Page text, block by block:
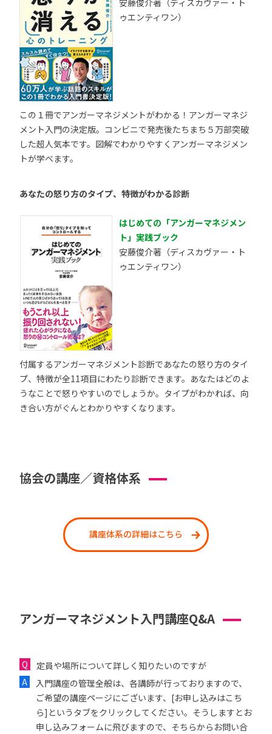
ゥエンティワン）
この１冊でアンガーマネジメントがわかる！アンガーマネジ
メント入門の決定版。コンビニで発売後たちまち５万部突破
した超人気本です。図解でわかりやすくアンガーマネジメン
トが学べます。
あなたの怒り方のタイプ、特徴がわかる診断
はじめての「アンガーマネジメン
ト」実践ブック
安藤俊介著（ディスカヴァー・ト
ゥエンティワン）
付属するアンガーマネジメント診断であなたの怒り方のタイ
プ、特徴が全11項目にわたり診断できます。あなたはどのよ
うなことで怒りやすいのでしょうか。タイプがわかれば、向
き合い方がぐんとわかりやすくなります。
協会の講座／資格体系
講座体系の詳細はこちら
アンガーマネジメント入門講座Q&A
定員や場所について詳しく知りたいのですが
入門講座の管理全般は、各講師が行っておりますので、
ご希望の講座ページにございます、[お申し込みはこち
ら]というタブをクリックしてください。そうしますとお
申し込みフォームに飛びますので、そちらからお問い合